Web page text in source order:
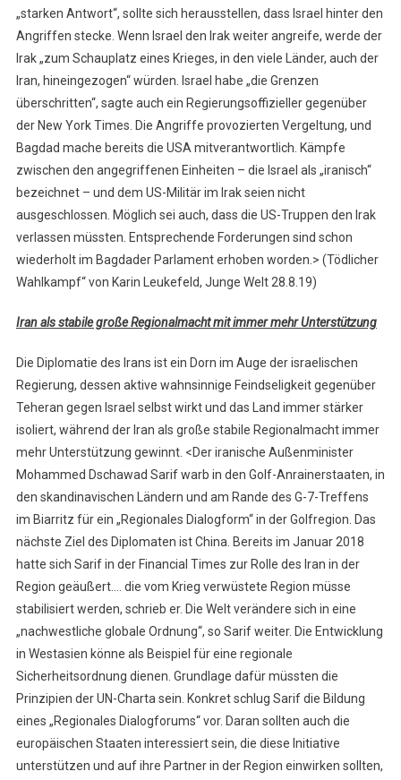
„starken Antwort“, sollte sich herausstellen, dass Israel hinter den
Angriffen stecke. Wenn Israel den Irak weiter angreife, werde der
Irak „zum Schauplatz eines Krieges, in den viele Länder, auch der
Iran, hineingezogen“ würden. Israel habe „die Grenzen
überschritten“, sagte auch ein Regierungsoffizieller gegenüber
der New York Times. Die Angriffe provozierten Vergeltung, und
Bagdad mache bereits die USA mitverantwortlich. Kämpfe
zwischen den angegriffenen Einheiten – die Israel als „iranisch“
bezeichnet – und dem US-Militär im Irak seien nicht
ausgeschlossen. Möglich sei auch, dass die US-Truppen den Irak
verlassen müssten. Entsprechende Forderungen sind schon
wiederholt im Bagdader Parlament erhoben worden.> (Tödlicher
Wahlkampf“ von Karin Leukefeld, Junge Welt 28.8.19)
Iran als stabile große Regionalmacht mit immer mehr Unterstützung
Die Diplomatie des Irans ist ein Dorn im Auge der israelischen
Regierung, dessen aktive wahnsinnige Feindseligkeit gegenüber
Teheran gegen Israel selbst wirkt und das Land immer stärker
isoliert, während der Iran als große stabile Regionalmacht immer
mehr Unterstützung gewinnt. <Der iranische Außenminister
Mohammed Dschawad Sarif warb in den Golf-Anrainerstaaten, in
den skandinavischen Ländern und am Rande des G-7-Treffens
im Biarritz für ein „Regionales Dialogform“ in der Golfregion. Das
nächste Ziel des Diplomaten ist China. Bereits im Januar 2018
hatte sich Sarif in der Financial Times zur Rolle des Iran in der
Region geäußert…. die vom Krieg verwüstete Region müsse
stabilisiert werden, schrieb er. Die Welt verändere sich in eine
„nachwestliche globale Ordnung“, so Sarif weiter. Die Entwicklung
in Westasien könne als Beispiel für eine regionale
Sicherheitsordnung dienen. Grundlage dafür müssten die
Prinzipien der UN-Charta sein. Konkret schlug Sarif die Bildung
eines „Regionales Dialogforums“ vor. Daran sollten auch die
europäischen Staaten interessiert sein, die diese Initiative
unterstützen und auf ihre Partner in der Region einwirken sollten,